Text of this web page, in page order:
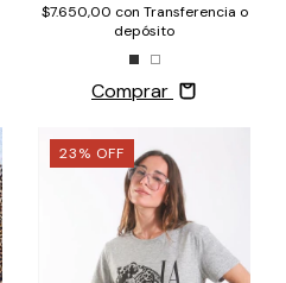
$7.650,00 con Transferencia o
depósito
Comprar
23% OFF